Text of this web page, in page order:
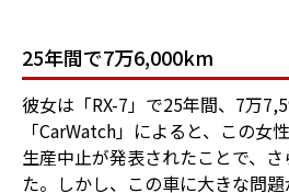
25年間で7万6,000km
彼女は「RX-7」で25年間、7万
「CarWatch」によると、この女
生産中止が発表されたことで、
た。しかし、この車に大きな問